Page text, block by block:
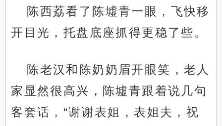
陈西荔看了陈墟青一眼，飞快移
开目光，托盘底座抓得更稳了些。
陈老汉和陈奶奶眉开眼笑，老人
家显然很高兴，陈墟青跟着说几句
客套话，“谢谢表姐，表姐夫，祝